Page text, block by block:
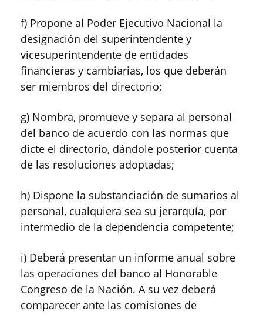
f) Propone al Poder Ejecutivo Nacional la
designación del superintendente y
vicesuperintendente de entidades
financieras y cambiarias, los que deberán
ser miembros del directorio;
g) Nombra, promueve y separa al personal
del banco de acuerdo con las normas que
dicte el directorio, dándole posterior cuenta
de las resoluciones adoptadas;
h) Dispone la substanciación de sumarios al
personal, cualquiera sea su jerarquía, por
intermedio de la dependencia competente;
i) Deberá presentar un informe anual sobre
las operaciones del banco al Honorable
Congreso de la Nación. A su vez deberá
comparecer ante las comisiones de